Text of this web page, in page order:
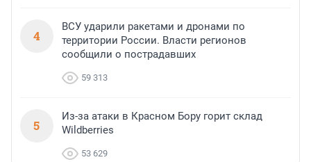
4
ВСУ ударили ракетами и дронами по
территории России. Власти регионов
сообщили о пострадавших
59 313
5
Из-за атаки в Красном Бору горит склад
Wildberries
53 629